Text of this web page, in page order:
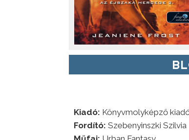
Kiadó: Könyvmolyképző
Fordító: Szebenyinszki Szilvia